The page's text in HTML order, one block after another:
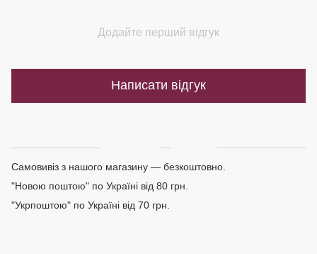
Додайте перший відгук
Написати відгук
Самовивіз з нашого магазину — безкоштовно.
"Новою поштою" по Україні від 80 грн.
"Укрпоштою" по Україні від 70 грн.